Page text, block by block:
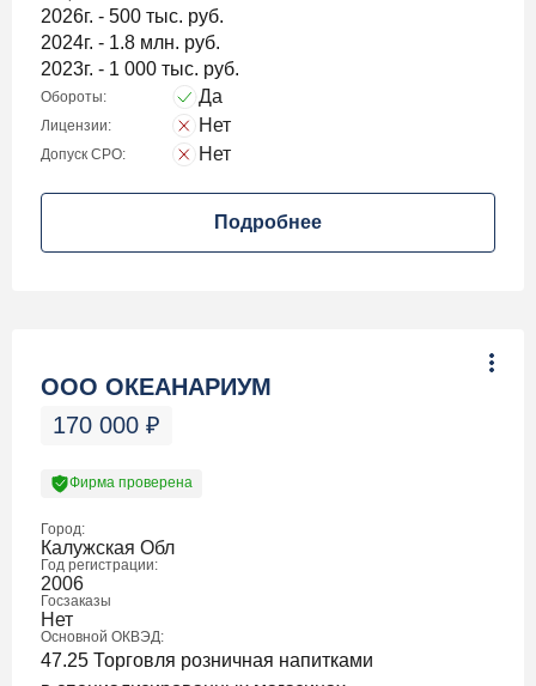
2026г. - 500 тыс. руб.
2024г. - 1.8 млн. руб.
2023г. - 1 000 тыс. руб.
Обороты: Да
Лицензии: Нет
Допуск СРО: Нет
Подробнее
ООО ОКЕАНАРИУМ
170 000 ₽
Фирма проверена
Город:
Калужская Обл
Год регистрации:
2006
Госзаказы
Нет
Основной ОКВЭД:
47.25 Торговля розничная напитками